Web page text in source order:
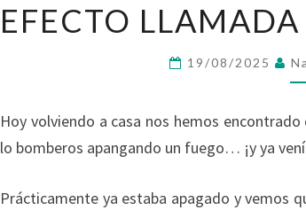
EFECTO
19/08/2025
Hoy volviendo a casa nos hemos
lo bomberos apangando un fuego… ¡y ya
Prácticamente ya estaba apagado y vemos